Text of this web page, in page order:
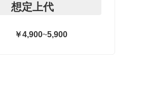
想定上代
￥4,900~5,900